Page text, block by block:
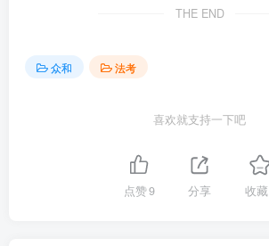
THE END
众和 法考
喜欢就支持一下吧
点赞9 分享 收藏